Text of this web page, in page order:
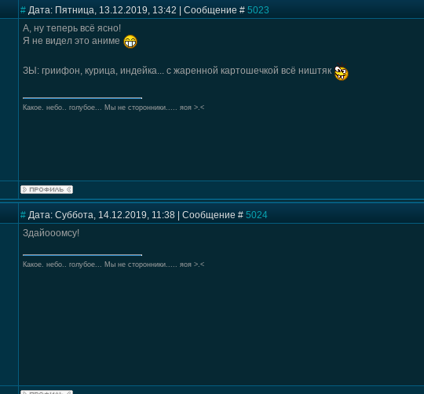
# Дата: Пятница, 13.12.2019, 13:42 | Сообщение # 5023
А, ну теперь всё ясно!
Я не видел это аниме
ЗЫ: гриифон, курица, индейка... с жаренной картошечкой всё ништяк
Какое. небо.. голубое... Мы не сторонники..... яоя >.<
# Дата: Суббота, 14.12.2019, 11:38 | Сообщение # 5024
Здайооомсу!
Какое. небо.. голубое... Мы не сторонники..... яоя >.<